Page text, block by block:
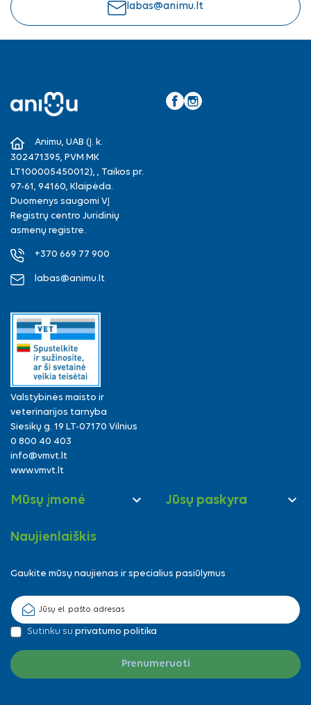
labas@animu.lt
Animu, UAB (Į. k.
302471395, PVM MK
LT100005450012), , Taikos pr.
97-61, 94160, Klaipėda.
Duomenys saugomi VĮ
Registrų centro Juridinių
asmenų registre.
+370 669 77 900
labas@animu.lt
Valstybinės maisto ir
veterinarijos tarnyba
Siesikų g. 19 LT-07170 Vilnius
0 800 40 403
info@vmvt.lt
www.vmvt.lt
Mūsų įmonė  Jūsų paskyra 
Naujienlaiškis
Gaukite mūsų naujienas ir specialius pasiūlymus
Sutinku su privatumo politika